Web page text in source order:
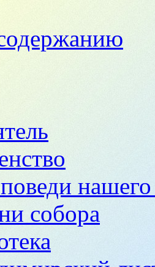
нашего
собора